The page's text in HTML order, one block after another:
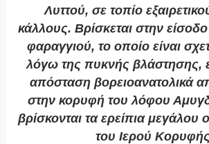
Λυττού, σε τοπίο
κάλλους. Βρίσκεται στην
φαραγγιού, το οποίο είναι
λόγω της πυκνής βλάστησης,
απόσταση βορειοανατολικά
στην κορυφή του λόφου
βρίσκονται τα ερείπια μεγάλου
του Ιερού